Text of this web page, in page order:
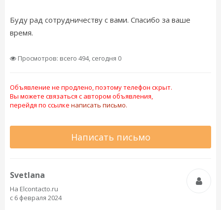
Буду рад сотрудничеству с вами. Спасибо за ваше
время.
Просмотров: всего 494, сегодня 0
Объявление не продлено, поэтому телефон скрыт.
Вы можете связаться с автором объявления,
перейдя по ссылке написать письмо.
Написать письмо
Svetlana
На Elcontacto.ru
с 6 февраля 2024